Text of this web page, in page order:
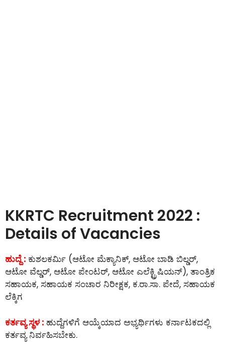
KKRTC Recruitment 2022 :
Details of Vacancies
ಹುದ್ದೆ : ಕುಶಲಕರ್ಮಿ (ಆಟೋ ಮೆಕ್ಯಾನಿಕ್, ಆಟೋ ಬಾಡಿ ಬಿಲ್ಡರ್,
ಆಟೋ ವೆಲ್ಡರ್, ಆಟೋ ಪೇಂಟರ್, ಆಟೋ ಎಲೆಕ್ಟ್ರಿಷಿಯನ್), ತಾಂತ್ರಿಕ
ಸಹಾಯಕ, ಸಹಾಯಕ ಸಂಚಾರ ನಿರೀಕ್ಷಕ, ಕ.ರಾ.ಸಾ. ಪೇದೆ, ಸಹಾಯಕ
ಲೆಕ್ಕಿಗ
ಕರ್ತವ್ಯ ಸ್ಥಳ : ಹುದ್ದೆಗಳಿಗೆ ಆಯ್ಕೆಯಾದ ಅಭ್ಯರ್ಥಿಗಳು ಕರ್ನಾಟಕದಲ್ಲಿ
ಕರ್ತವ್ಯ ನಿರ್ವಹಿಸಬೇಕು.